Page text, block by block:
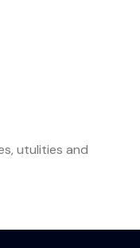
utulities and